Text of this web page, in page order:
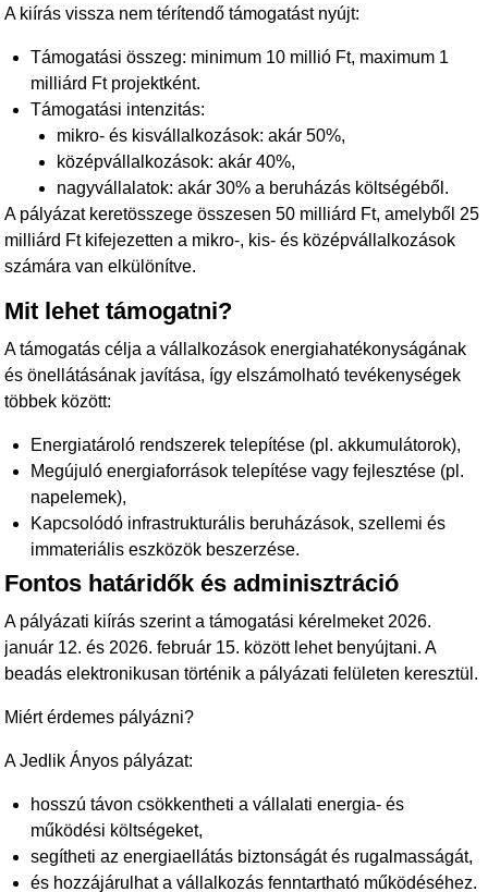
A kiírás vissza nem térítendő támogatást nyújt:
Támogatási összeg: minimum 10 millió Ft, maximum 1
milliárd Ft projektként.
Támogatási intenzitás:
mikro- és kisvállalkozások: akár 50%,
középvállalkozások: akár 40%,
nagyvállalatok: akár 30% a beruházás költségéből.
A pályázat keretösszege összesen 50 milliárd Ft, amelyből 25
milliárd Ft kifejezetten a mikro-, kis- és középvállalkozások
számára van elkülönítve.
Mit lehet támogatni?
A támogatás célja a vállalkozások energiahatékonyságának
és önellátásának javítása, így elszámolható tevékenységek
többek között:
Energiatároló rendszerek telepítése (pl. akkumulátorok),
Megújuló energiaforrások telepítése vagy fejlesztése (pl.
napelemek),
Kapcsolódó infrastrukturális beruházások, szellemi és
immateriális eszközök beszerzése.
Fontos határidők és adminisztráció
A pályázati kiírás szerint a támogatási kérelmeket 2026.
január 12. és 2026. február 15. között lehet benyújtani. A
beadás elektronikusan történik a pályázati felületen keresztül.
Miért érdemes pályázni?
A Jedlik Ányos pályázat:
hosszú távon csökkentheti a vállalati energia- és
működési költségeket,
segítheti az energiaellátás biztonságát és rugalmasságát,
és hozzájárulhat a vállalkozás fenntartható működéséhez.